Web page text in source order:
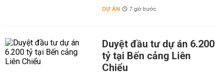
DỰ ÁN 7 giờ trước
Duyệt đầu tư dự án 6.200
tỷ tại Bến cảng Liên
Chiểu